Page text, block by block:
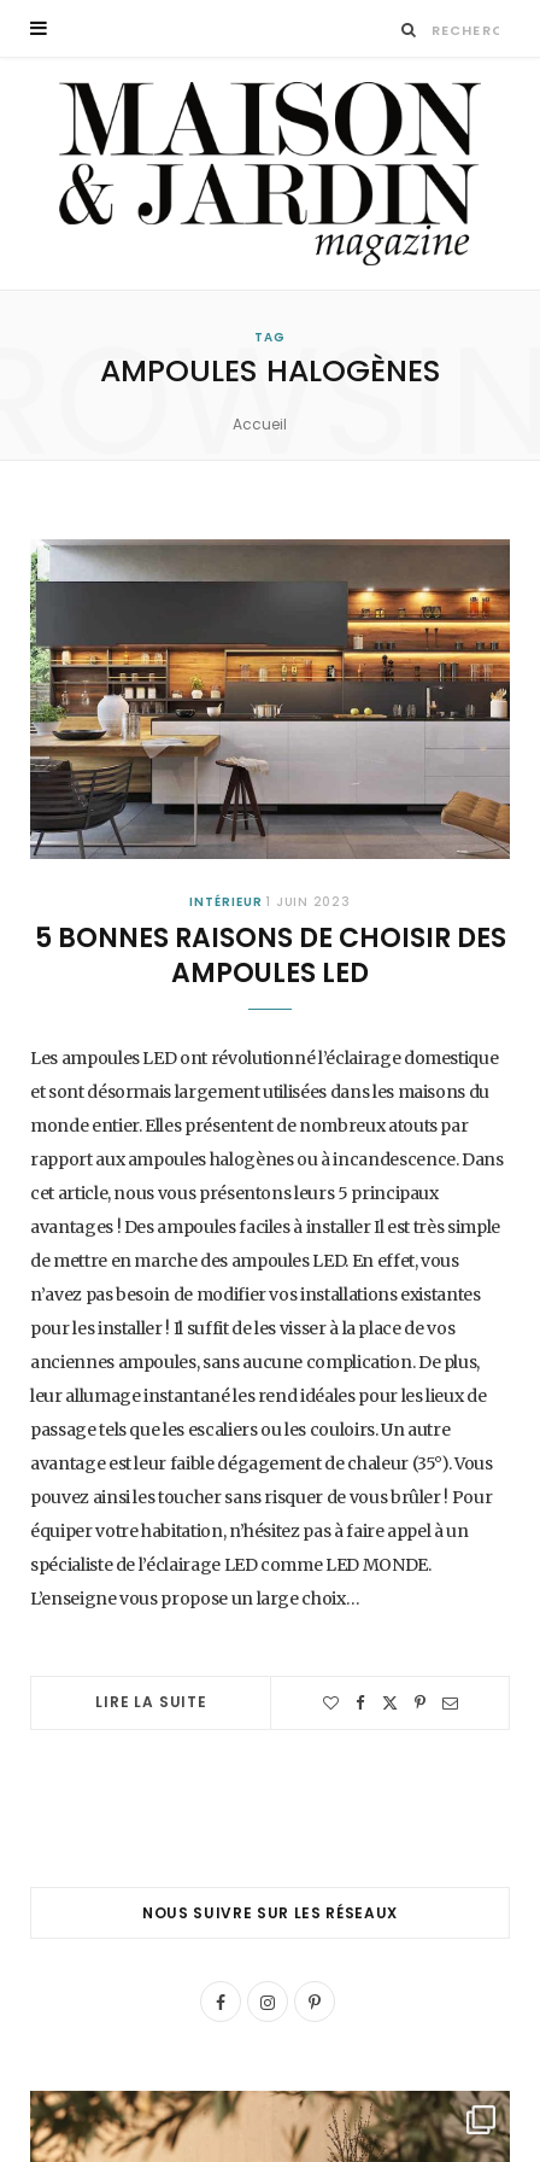
TAG
AMPOULES HALOGÈNES
Accueil
INTÉRIEUR 1 JUIN 2023
5 BONNES RAISONS DE CHOISIR DES
AMPOULES LED
Les ampoules LED ont révolutionné l’éclairage domestique
et sont désormais largement utilisées dans les maisons du
monde entier. Elles présentent de nombreux atouts par
rapport aux ampoules halogènes ou à incandescence. Dans
cet article, nous vous présentons leurs 5 principaux
avantages ! Des ampoules faciles à installer Il est très simple
de mettre en marche des ampoules LED. En effet, vous
n’avez pas besoin de modifier vos installations existantes
pour les installer ! Il suffit de les visser à la place de vos
anciennes ampoules, sans aucune complication. De plus,
leur allumage instantané les rend idéales pour les lieux de
passage tels que les escaliers ou les couloirs. Un autre
avantage est leur faible dégagement de chaleur (35°). Vous
pouvez ainsi les toucher sans risquer de vous brûler ! Pour
équiper votre habitation, n’hésitez pas à faire appel à un
spécialiste de l’éclairage LED comme LED MONDE.
L’enseigne vous propose un large choix…
LIRE LA SUITE
NOUS SUIVRE SUR LES RÉSEAUX
F
e
I
P